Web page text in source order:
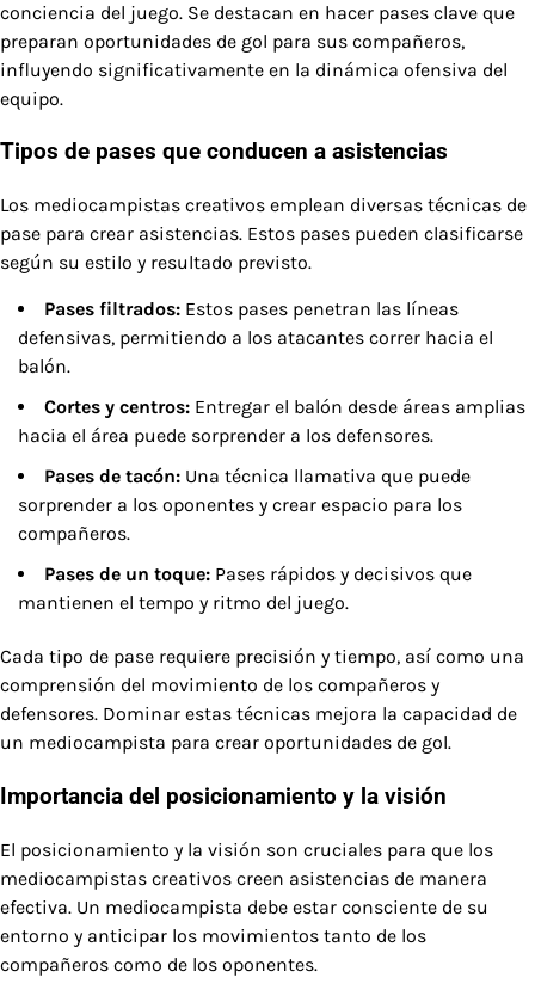
conciencia del juego. Se destacan en hacer pases clave que
preparan oportunidades de gol para sus compañeros,
influyendo significativamente en la dinámica ofensiva del
equipo.
Tipos de pases que conducen a asistencias
Los mediocampistas creativos emplean diversas técnicas de
pase para crear asistencias. Estos pases pueden clasificarse
según su estilo y resultado previsto.
Pases filtrados: Estos pases penetran las líneas
defensivas, permitiendo a los atacantes correr hacia el
balón.
Cortes y centros: Entregar el balón desde áreas amplias
hacia el área puede sorprender a los defensores.
Pases de tacón: Una técnica llamativa que puede
sorprender a los oponentes y crear espacio para los
compañeros.
Pases de un toque: Pases rápidos y decisivos que
mantienen el tempo y ritmo del juego.
Cada tipo de pase requiere precisión y tiempo, así como una
comprensión del movimiento de los compañeros y
defensores. Dominar estas técnicas mejora la capacidad de
un mediocampista para crear oportunidades de gol.
Importancia del posicionamiento y la visión
El posicionamiento y la visión son cruciales para que los
mediocampistas creativos creen asistencias de manera
efectiva. Un mediocampista debe estar consciente de su
entorno y anticipar los movimientos tanto de los
compañeros como de los oponentes.